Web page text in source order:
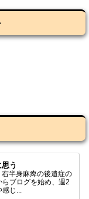
う
半身麻痺の後遺症の
ブログを始め、週2
じ...